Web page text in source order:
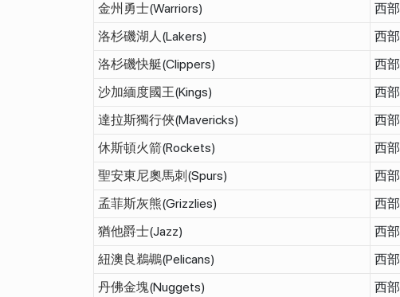
金州勇士(Warriors) 西部
洛杉磯湖人(Lakers) 西部
洛杉磯快艇(Clippers) 西部
沙加緬度國王(Kings) 西部
達拉斯獨行俠(Mavericks) 西部
休斯頓火箭(Rockets) 西部
聖安東尼奧馬刺 (Spurs) 西部
孟菲斯灰熊(Grizzlies) 西部
猶他爵士(Jazz) 西部
紐澳良鵜鶘(Pelicans) 西部
丹佛金塊(Nuggets) 西部